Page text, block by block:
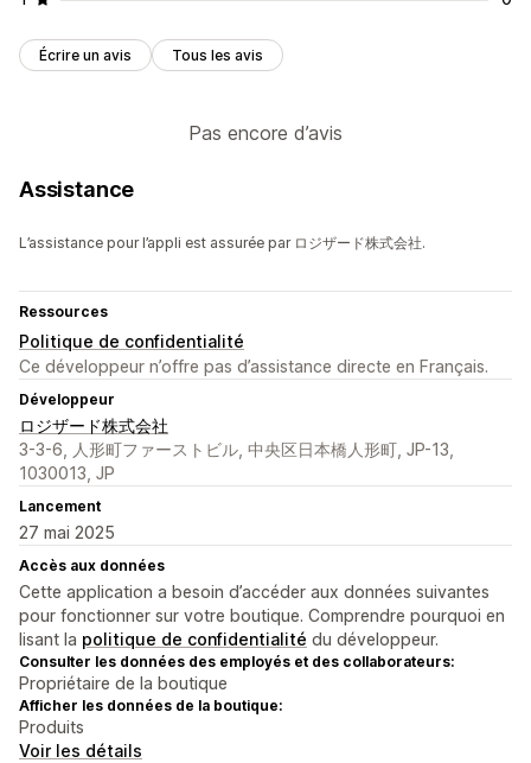
Écrire un avis Tous les avis
Pas encore d’avis
Assistance
L’assistance pour l’appli est assurée par ロジザード株式会社.
Ressources
Politique de confidentialité
Ce développeur n’offre pas d’assistance directe en Français.
Développeur
ロジザード株式会社
3-3-6, 人形町ファーストビル, 中央区日本橋人形町, JP-13,
1030013, JP
Lancement
27 mai 2025
Accès aux données
Cette application a besoin d’accéder aux données suivantes
pour fonctionner sur votre boutique. Comprendre pourquoi en
lisant la politique de confidentialité du développeur.
Consulter les données des employés et des collaborateurs:
Propriétaire de la boutique
Afficher les données de la boutique:
Produits
Voir les détails